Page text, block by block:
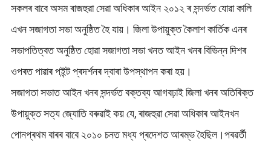
সকলৰ বাবে অসম ৰাজহুৱা সেৱা অধিকাৰ আইন ২০১২ ৰ সন্দৰ্ভত যোৱা কালি
এখন সজাগতা সভা অনুষ্ঠিত হৈ যায়। জিলা উপায়ুক্ত কৈলাশ কাৰ্তিক এনৰ
সভাপতিত্বত অনুষ্ঠিত হোৱা সজাগতা সভা খনত আইন খনৰ বিভিন্ন দিশৰ
ওপৰত পাৱাৰ পইন্ট প্ৰদৰ্শনৰ দ্বাৰা উপস্থাপন কৰা হয়।
সজাগতা সভাত আইন খনৰ সন্দৰ্ভত বক্তব্য আগবঢ়াই জিলা খনৰ অতিৰিক্ত
উপায়ুক্ত সত্য জ্যোতি বৰুৱাই কয় যে, ৰাজহুৱা সেৱা অধিকাৰ আইনখন
পোনপ্ৰথম বাৰৰ বাবে ২০১০ চনত মধ্য প্ৰদেশত আৰম্ভ হৈছিল।পৰৱৰ্তী